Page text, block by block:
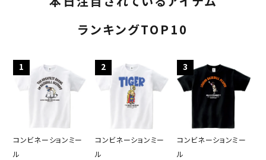
ランキングTOP10
1
コンビネーションミー
ル
2
コンビネーションミー
ル
3
コンビネーションミー
ル